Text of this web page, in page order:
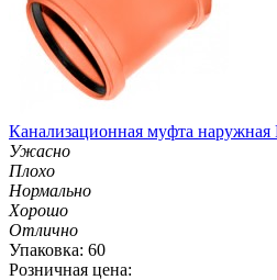
Канализационная муфта
Ужасно
Плохо
Нормально
Хорошо
Отлично
Упаковка: 60
Розничная цена: